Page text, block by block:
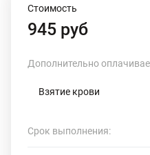
Стоимость
945 руб
Дополнительно
Взятие крови
Срок выполнения: